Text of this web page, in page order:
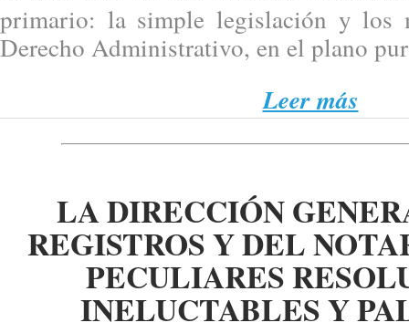
primario: la simple legislación y los
Derecho Administrativo, en el plano
Leer más
LA DIRECCIÓN
REGISTROS Y DEL
PECULIARES
INELUCTABLES Y